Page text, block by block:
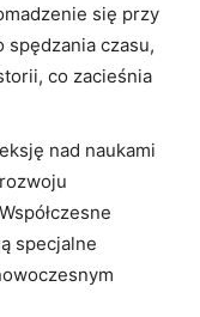
się⁤ przy‍
czasu,⁤
co ‌zacieśnia
nad ⁤naukami
specjalne